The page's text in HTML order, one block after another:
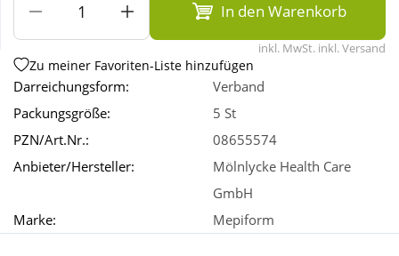
Wellness
In den Warenkorb
inkl. MwSt. inkl. Versand
Zu meiner Favoriten-Liste hinzufügen
Darreichungsform:
Verband
Packungsgröße:
5 St
PZN/Art.Nr.:
08655574
Anbieter/Hersteller:
Mölnlycke Health Care
GmbH
Marke:
Mepiform